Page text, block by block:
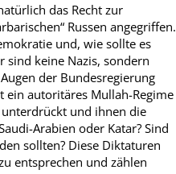
das Recht zur
Russen angegriffen.
und, wie sollte es
sind keine Nazis, sondern
der Bundesregierung
autoritäres Mullah-Regime
unterdrückt und ihnen die
Arabien oder Katar? Sind
sollten? Diese Diktaturen
entsprechen und zählen